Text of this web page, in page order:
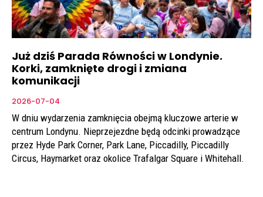
Już dziś Parada Równości w Londynie.
Korki, zamknięte drogi i zmiana
komunikacji
2026-07-04
W dniu wydarzenia zamknięcia obejmą kluczowe arterie w
centrum Londynu. Nieprzejezdne będą odcinki prowadzące
przez Hyde Park Corner, Park Lane, Piccadilly, Piccadilly
Circus, Haymarket oraz okolice Trafalgar Square i Whitehall.